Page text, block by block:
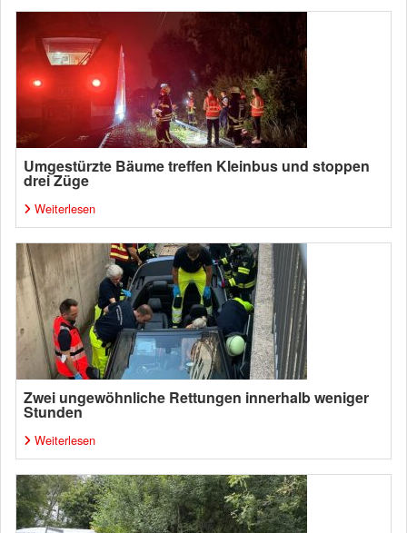
Umgestürzte Bäume treffen Kleinbus und stoppen
drei Züge
Weiterlesen
Zwei ungewöhnliche Rettungen innerhalb weniger
Stunden
Weiterlesen